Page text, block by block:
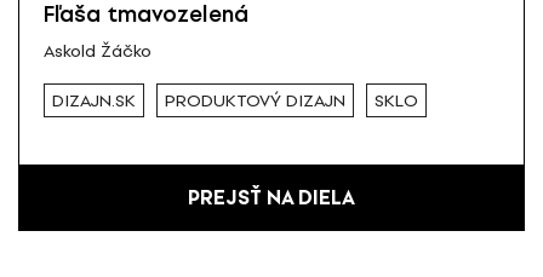
Fľaša tmavozelená
Askold Žáčko
DIZAJN.SK PRODUKTOVÝ DIZAJN SKLO
PREJSŤ NA DIELA